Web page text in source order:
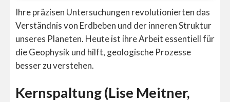
Ihre präzisen Untersuchungen revolutionierten das
Verständnis von Erdbeben und der inneren Struktur
unseres Planeten. Heute ist ihre Arbeit essentiell für
die Geophysik und hilft, geologische Prozesse
besser zu verstehen.
Kernspaltung (Lise Meitner,